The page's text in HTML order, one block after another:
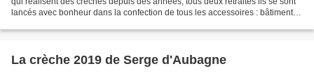
lancés avec bonheur dans la confection de tous les accessoires : bâtiments,
La crèche 2019 de Serge d'Aubagne